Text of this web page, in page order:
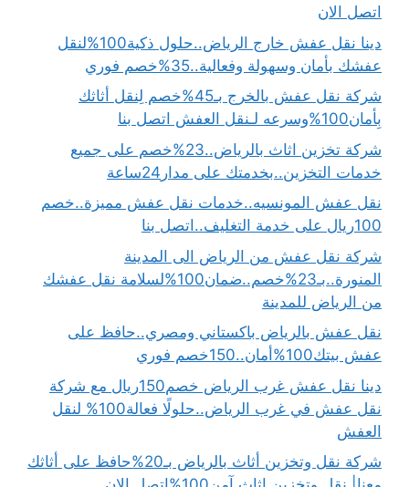
اتصل الان
دينا نقل عفش خارج الرياض..حلول ذكية100%لنقل
عفشك بأمان وسهولة وفعالية..35%خصم فوري
شركة نقل عفش بالخرج بـ45%خصم لِنقل أثاثك
بِأمان100%وسرعه لـنقل العفش اتصل بنا
شركة تخزين اثاث بالرياض..23%خصم على جميع
خدمات التخزين..بخدمتك على مدار24ساعة
نقل عفش المونسيه..خدمات نقل عفش مميزة..خصم
100ريال على خدمة التغليف..اتصل بنا
شركة نقل عفش من الرياض الى المدينة
المنورة..بـ23%خصم..ضمان100%لسلامة نقل عفشك
من الرياض للمدينة
نقل عفش بالرياض باكستاني ومصري..حافظ على
عفش بيتك100%أمان..150خصم فوري
دينا نقل عفش غرب الرياض خصم150ريال مع شركة
نقل عفش في غرب الرياض..حلولًا فعالة100% لنقل
العفش
شركة نقل وتخزين أثاث بالرياض بـ20%حافظ على أثاثك